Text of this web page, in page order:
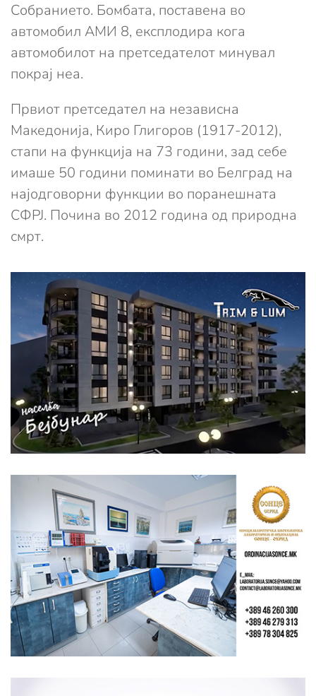
Собранието. Бомбата, поставена во
автомобил АМИ 8, експлодира кога
автомобилот на претседателот минувал
покрај неа.
Првиот претседател на независна
Македонија, Киро Глигоров (1917-2012),
стапи на функција на 73 години, зад себе
имаше 50 години поминати во Белград на
најодговорни функции во поранешната
СФРЈ. Почина во 2012 година од природна
смрт.